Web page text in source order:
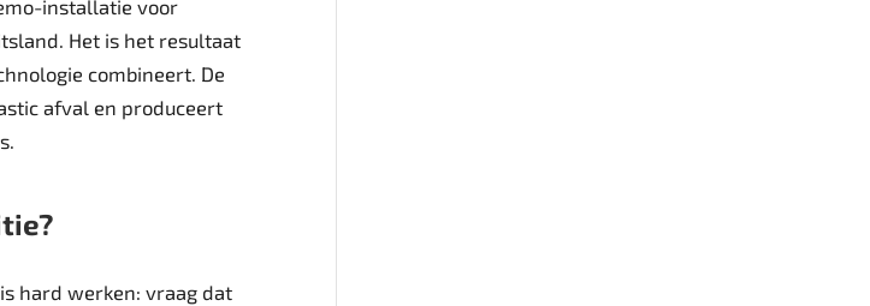
installatie voor
Het is het resultaat
combineert. De
afval en produceert
hard werken: vraag dat